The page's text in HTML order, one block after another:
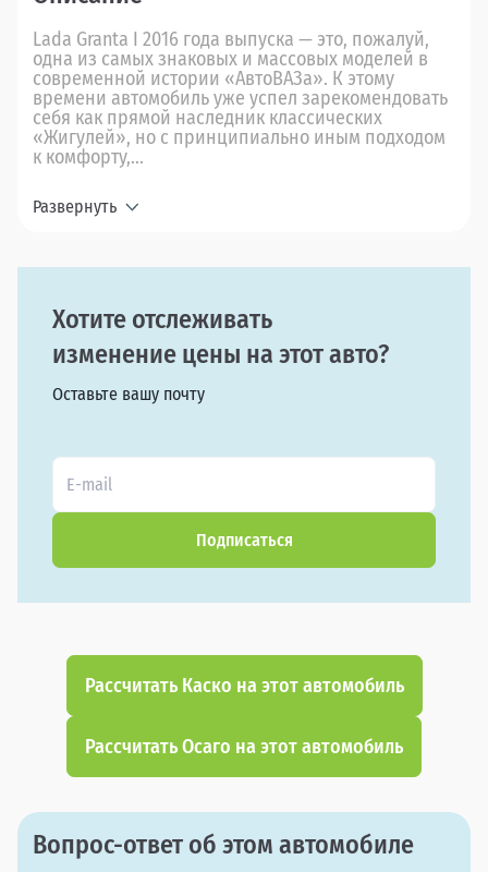
Lada Granta I 2016 года выпуска — это, пожалуй,
одна из самых знаковых и массовых моделей в
современной истории «АвтоВАЗа». К этому
времени автомобиль уже успел зарекомендовать
себя как прямой наследник классических
«Жигулей», но с принципиально иным подходом
к комфорту,...
Развернуть
Хотите отслеживать
изменение цены на этот авто?
Оставьте вашу почту
Подписаться
Рассчитать Каско на этот автомобиль
Рассчитать Осаго на этот автомобиль
Вопрос-ответ об этом автомобиле